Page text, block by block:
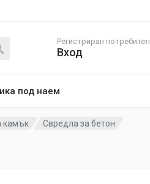
под наем
Регистриран потребител
Вход
камък Свредла за бетон